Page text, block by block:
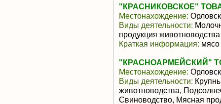
"КРАСНИКОВСКОЕ"
Местонахождение:
Виды деятельности:
продукция животноводства
Краткая информация: мясо
"КРАСНОАРМЕЙСКИЙ"
Местонахождение:
Виды деятельности:
животноводства,
Свиноводство, Мясная